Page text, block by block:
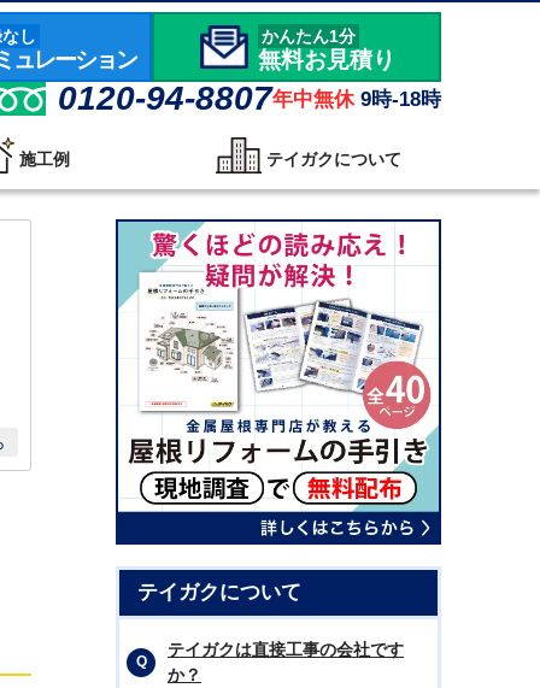
し
ュレーション
かんたん1分
無料お見積り
0120-94-8807年中無休 9時-18時
施工例 テイガクについて
テイガクについて
テイガクは直接工事の会社です
か？